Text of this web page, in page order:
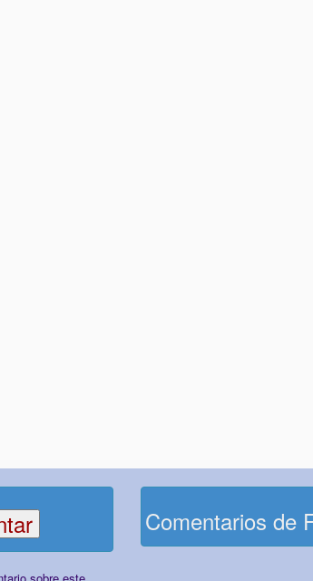
sobre este
Comentarios de